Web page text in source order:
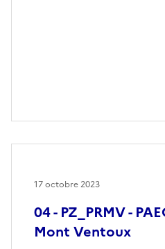
04 - PZ_PRMV -
Mont Ventoux
17 octobre 2023